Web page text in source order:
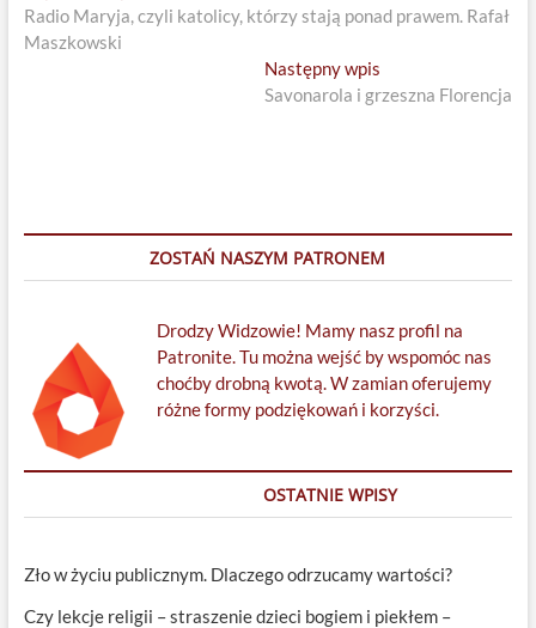
wpisu
post:
Radio Maryja, czyli katolicy, którzy stają ponad prawem. Rafał
Maszkowski
Następny wpis
post:
Savonarola i grzeszna Florencja
ZOSTAŃ NASZYM PATRONEM
Drodzy Widzowie! Mamy nasz profil na
Patronite. Tu można wejść by wspomóc nas
choćby drobną kwotą. W zamian oferujemy
różne formy podziękowań i korzyści.
OSTATNIE WPISY
Zło w życiu publicznym. Dlaczego odrzucamy wartości?
Czy lekcje religii – straszenie dzieci bogiem i piekłem –